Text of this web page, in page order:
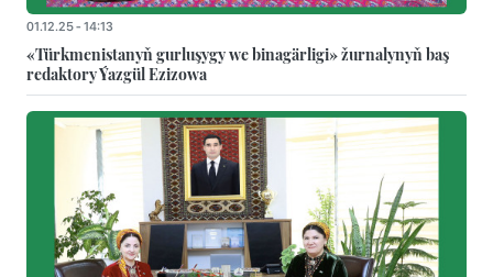
01.12.25 - 14:13
«Türkmenistanyň gurluşygy we binagärligi» žurnalynyň baş
redaktory Ýazgül Ezizowa